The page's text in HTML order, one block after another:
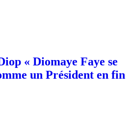
« Diomaye Faye se
un Président en fin